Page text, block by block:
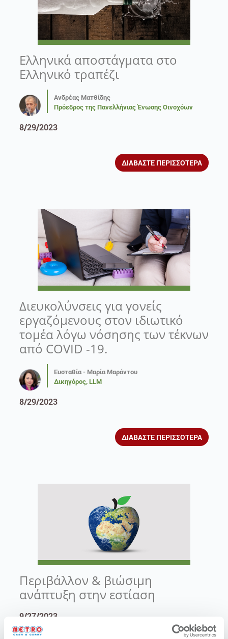
Ελληνικά αποστάγματα στο
Ελληνικό τραπέζι
Ανδρέας Ματθίδης
Πρόεδρος της Πανελλήνιας Ένωσης Οινοχόων
8/29/2023
ΔΙΑΒΑΣΤΕ ΠΕΡΙΣΣΟΤΕΡΑ
Διευκολύνσεις για γονείς
εργαζόμενους στον ιδιωτικό
τομέα λόγω νόσησης των τέκνων
από COVID -19.
Ευσταθία - Μαρία Μαράντου
Δικηγόρος, LLM
8/29/2023
ΔΙΑΒΑΣΤΕ ΠΕΡΙΣΣΟΤΕΡΑ
Περιβάλλον & βιώσιμη
ανάπτυξη στην εστίαση
9/27/2023